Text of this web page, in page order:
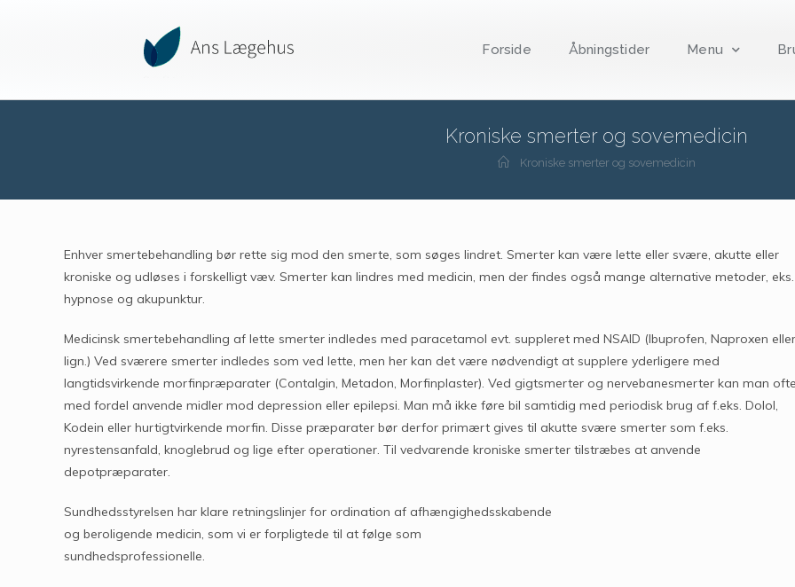
Forside Åbningstider Menu
Kroniske smerter og sovemedicin
Kroniske smerter og sovemedicin
Enhver smertebehandling bør rette sig mod den smerte, som søges lindret. Smerter kan være lette eller svære, akutte eller
kroniske og udløses i forskelligt væv. Smerter kan lindres med medicin, men der findes også mange alternative metoder, eks.
hypnose og akupunktur.
Medicinsk smertebehandling af lette smerter indledes med paracetamol evt. suppleret med NSAID (Ibuprofen, Naproxen eller
lign.) Ved sværere smerter indledes som ved lette, men her kan det være nødvendigt at supplere yderligere med
langtidsvirkende morfinpræparater (Contalgin, Metadon, Morfinplaster). Ved gigtsmerter og nervebanesmerter kan man
med fordel anvende midler mod depression eller epilepsi. Man må ikke føre bil samtidig med periodisk brug af f.eks. Dolol,
Kodein eller hurtigtvirkende morfin. Disse præparater bør derfor primært gives til akutte svære smerter som f.eks.
nyrestensanfald, knoglebrud og lige efter operationer. Til vedvarende kroniske smerter tilstræbes at anvende
depotpræparater.
Sundhedsstyrelsen har klare retningslinjer for ordination af afhængighedsskabende
og beroligende medicin, som vi er forpligtede til at følge som
sundhedsprofessionelle.